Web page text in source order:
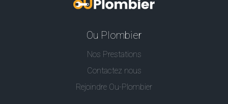
Ou Plombier
Nos Prestations
Contactez nous
Rejoindre Ou-Plombier